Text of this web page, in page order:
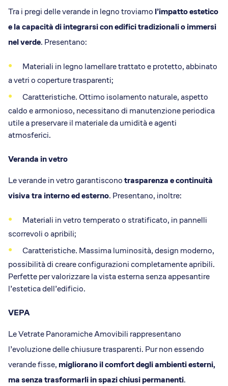
Tra i pregi delle verande in legno troviamo l’impatto estetico
e la capacità di integrarsi con edifici tradizionali o immersi
nel verde. Presentano:
Materiali in legno lamellare trattato e protetto, abbinato
a vetri o coperture trasparenti;
Caratteristiche. Ottimo isolamento naturale, aspetto
caldo e armonioso, necessitano di manutenzione periodica
utile a preservare il materiale da umidità e agenti
atmosferici.
Veranda in vetro
Le verande in vetro garantisconotrasparenza e continuità
visiva tra interno ed esterno. Presentano, inoltre:
Materiali in vetro temperato o stratificato, in pannelli
scorrevoli o apribili;
Caratteristiche. Massima luminosità, design moderno,
possibilità di creare configurazioni completamente apribili.
Perfette per valorizzare la vista esterna senza appesantire
l’estetica dell’edificio.
VEPA
Le Vetrate Panoramiche Amovibili rappresentano
l’evoluzione delle chiusure trasparenti. Pur non essendo
verande fisse, migliorano il comfort degli ambienti esterni,
ma senza trasformarli in spazi chiusi permanenti.